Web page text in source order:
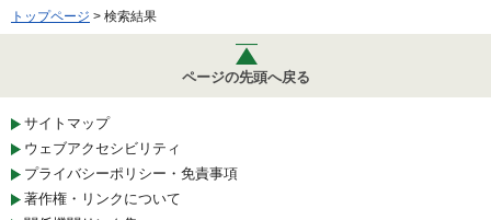
トップページ > 検索結果
ページの先頭へ戻る
サイトマップ
ウェブアクセシビリティ
プライバシーポリシー・免責事項
著作権・リンクについて